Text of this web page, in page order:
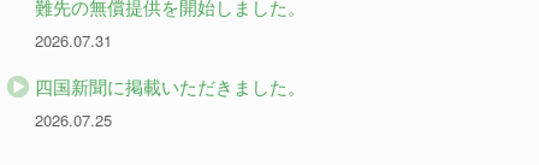
難先の無償提供を開始しました。
2026.07.31
四国新聞に掲載いただきました。
2026.07.25